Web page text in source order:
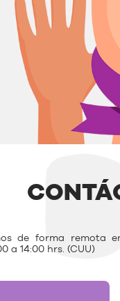
de forma remota
a 14:00 hrs. (CUU)